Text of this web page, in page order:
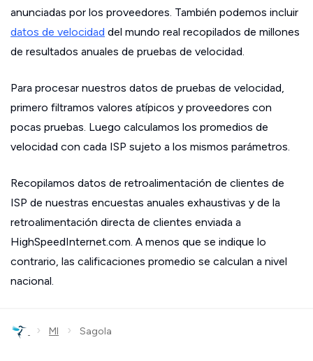
anunciadas por los proveedores. También podemos incluir
datos de velocidad del mundo real recopilados de millones
de resultados anuales de pruebas de velocidad.
Para procesar nuestros datos de pruebas de velocidad,
primero filtramos valores atípicos y proveedores con
pocas pruebas. Luego calculamos los promedios de
velocidad con cada ISP sujeto a los mismos parámetros.
Recopilamos datos de retroalimentación de clientes de
ISP de nuestras encuestas anuales exhaustivas y de la
retroalimentación directa de clientes enviada a
HighSpeedInternet.com. A menos que se indique lo
contrario, las calificaciones promedio se calculan a nivel
nacional.
› MI › Sagola